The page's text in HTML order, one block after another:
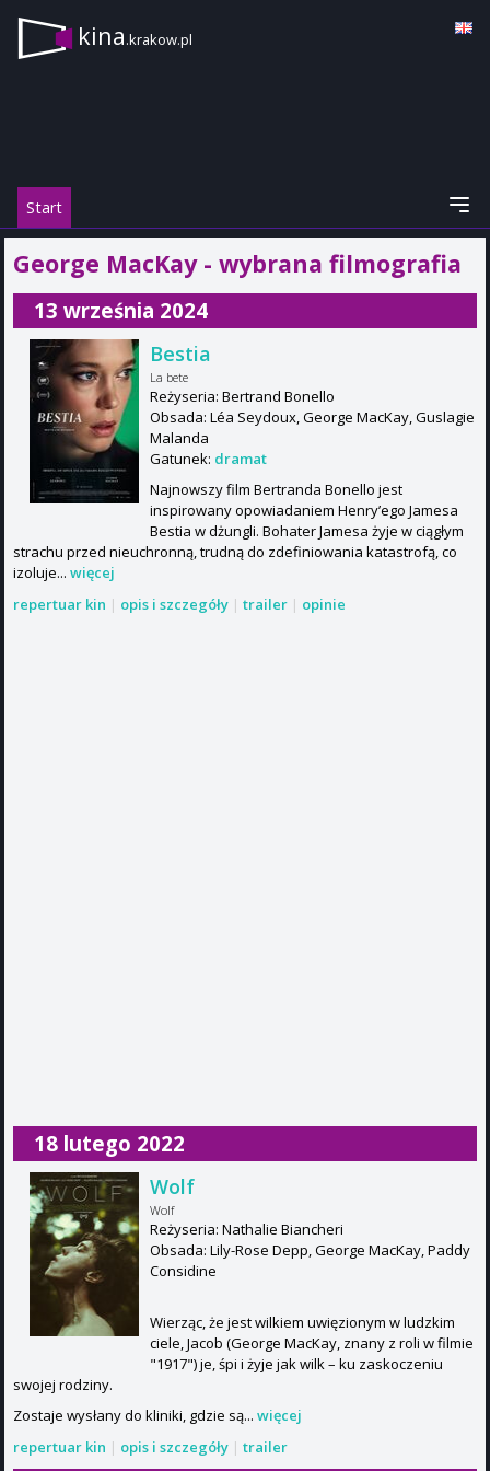
kina.krakow.pl
Start
George MacKay - wybrana filmografia
13 września 2024
Bestia
La bete
Reżyseria: Bertrand Bonello
Obsada: Léa Seydoux, George MacKay, Guslagie
Malanda
Gatunek: dramat
Najnowszy film Bertranda Bonello jest
inspirowany opowiadaniem Henry’ego Jamesa
Bestia w dżungli. Bohater Jamesa żyje w ciągłym
strachu przed nieuchronną, trudną do zdefiniowania katastrofą, co
izoluje... więcej
repertuar kin | opis i szczegóły | trailer | opinie
18 lutego 2022
Wolf
Wolf
Reżyseria: Nathalie Biancheri
Obsada: Lily-Rose Depp, George MacKay, Paddy
Considine
Wierząc, że jest wilkiem uwięzionym w ludzkim
ciele, Jacob (George MacKay, znany z roli w filmie
"1917") je, śpi i żyje jak wilk – ku zaskoczeniu
swojej rodziny.
Zostaje wysłany do kliniki, gdzie są... więcej
repertuar kin | opis i szczegóły | trailer